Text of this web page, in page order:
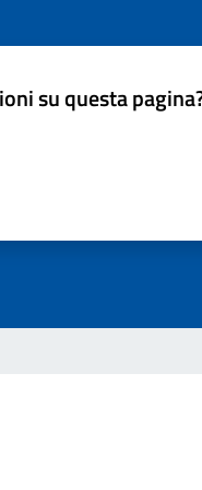
su questa